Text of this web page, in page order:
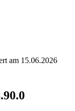
am 15.06.2026